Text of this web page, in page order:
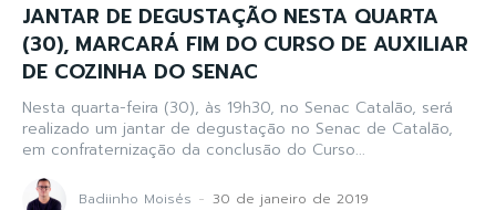
JANTAR DE DEGUSTAÇÃO NESTA QUARTA
(30), MARCARÁ FIM DO CURSO DE AUXILIAR
DE COZINHA DO SENAC
Nesta quarta-feira (30), às 19h30, no Senac Catalão, será
realizado um jantar de degustação no Senac de Catalão,
em confraternização da conclusão do Curso...
Badiinho Moisés - 30 de janeiro de 2019